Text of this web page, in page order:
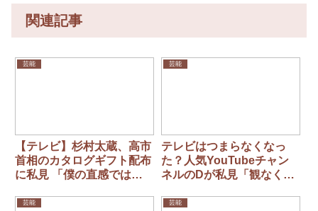
関連記事
芸能
【テレビ】杉村太蔵、高市
首相のカタログギフト配布
に私見 「僕の直感ではヤ
と、余計なことをしたな」
芸能
テレビはつまらなくなっ
た？人気YouTubeチャン
ネルのDが私見「観なくな
から」
芸能 芸能